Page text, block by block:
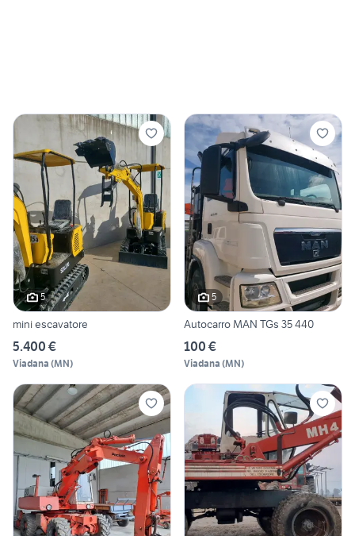
5
mini escavatore
5.400 €
Viadana (MN)
5
Autocarro MAN TGs 35 440
100 €
Viadana (MN)